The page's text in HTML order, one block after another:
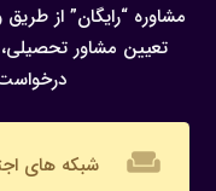
مشاوره “رایگان” از
تعیین مشاور
weekend شبکه های